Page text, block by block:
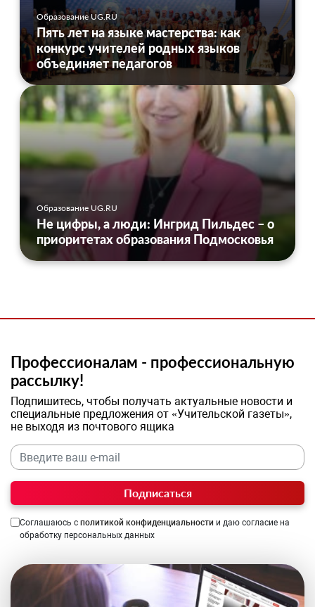
Образование UG.RU
Пять лет на языке мастерства: как
конкурс учителей родных языков
объединяет педагогов
Образование UG.RU
Не цифры, а люди: Ингрид Пильдес – о
приоритетах образования Подмосковья
Профессионалам - профессиональную
рассылку!
Подпишитесь, чтобы получать актуальные новости и
специальные предложения от «Учительской газеты»,
не выходя из почтового ящика
Подписаться
Соглашаюсь с политикой конфиденциальности и даю согласие на
обработку персональных данных